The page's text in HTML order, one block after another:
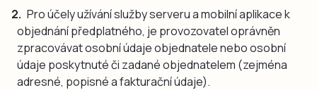
Pro účely užívání služby serveru a mobilní aplikace k
objednání předplatného, je provozovatel oprávněn
zpracovávat osobní údaje objednatele nebo osobní
údaje poskytnuté či zadané objednatelem (zejména
adresné, popisné a fakturační údaje).